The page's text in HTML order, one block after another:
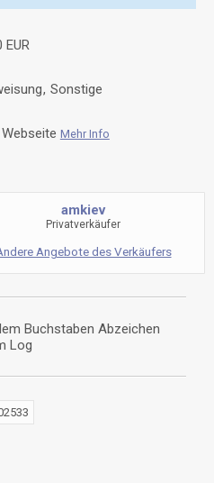
EUR
Sonstige
Mehr Info
amkiev
Privatverkäufer
Angebote des Verkäufers
Buchstaben Abzeichen
Log